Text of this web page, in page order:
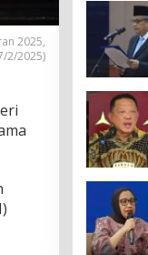
2025,
2/2025)